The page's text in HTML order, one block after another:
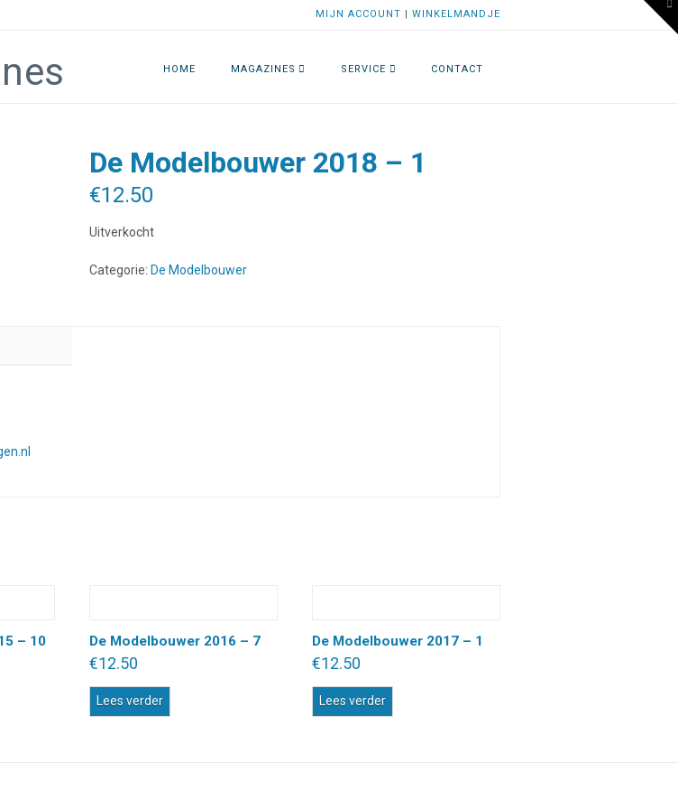
MIJN ACCOUNT | WINKELMANDJE
HOME MAGAZINES SERVICE CONTACT
De Modelbouwer 2018 – 1
€12.50
Uitverkocht
Categorie: De Modelbouwer
– 10 De Modelbouwer 2016 – 7
€12.50
Lees verder
De Modelbouwer 2017 – 1
€12.50
Lees verder